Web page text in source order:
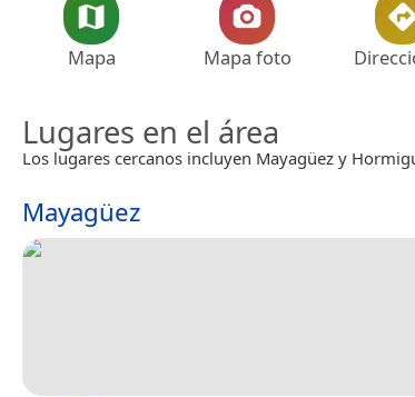
Mapa Mapa foto
Lugares en el área
Los lugares cercanos incluyen Mayagüez y
Mayagüez